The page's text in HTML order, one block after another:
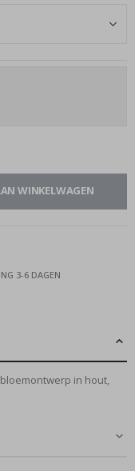
WINKELWAGEN
3-6 DAGEN
in hout,